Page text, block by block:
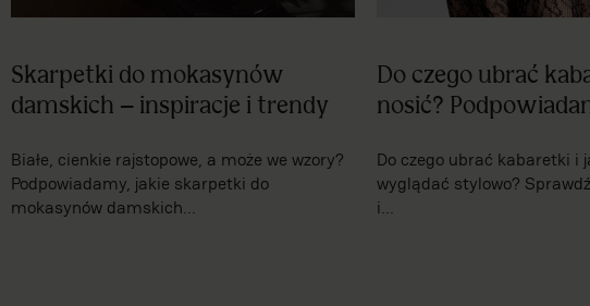
Skarpetki do mokasynów
damskich – inspiracje i trendy
Białe, cienkie rajstopowe, a może we wzory?
Podpowiadamy, jakie skarpetki do
mokasynów damskich...
Do czego ubrać
nosić?
Do czego ubrać kabaretki i
wyglądać stylowo?
i...